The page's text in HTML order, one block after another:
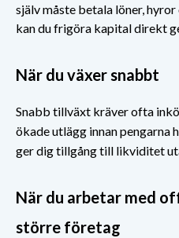
själv måste betala löner,
kan du frigöra kapital direkt
När du växer snabbt
Snabb tillväxt kräver ofta
ökade utlägg innan pengarna
ger dig tillgång till likviditet
När du arbetar med
större företag